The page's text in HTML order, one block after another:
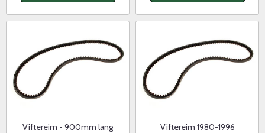
Viftereim - 900mm lang Viftereim 1980-1996